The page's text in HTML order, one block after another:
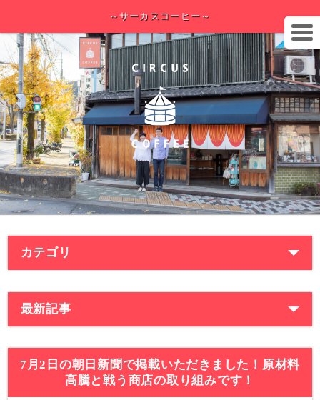
～サーカスコーヒー～
カテゴリ
最新記事
7月2日の朝日新聞で掲載いただきました！原材料
高騰と戦う商店の取り組みです！